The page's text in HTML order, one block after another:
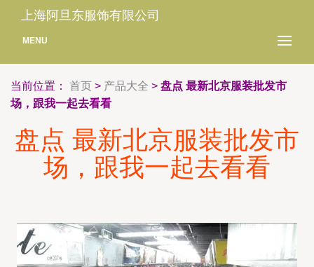
上海阿旦东服饰有限公司
MENU
当前位置： 首页 > 产品大全 > 盘点 最新北京服装批发市
场，跟我一起去看看
盘点 最新北京服装批发市
场，跟我一起去看看